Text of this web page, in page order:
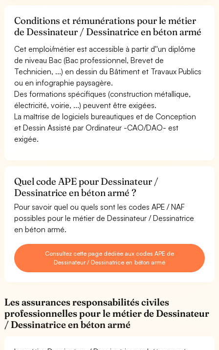
Conditions et rémunérations pour le métier
de Dessinateur / Dessinatrice en béton armé
Cet emploi/métier est accessible à partir d''un diplôme
de niveau Bac (Bac professionnel, Brevet de
Technicien, ...) en dessin du Bâtiment et Travaux Publics
ou en infographie paysagère.
Des formations spécifiques (construction métallique,
électricité, voirie, ...) peuvent être exigées.
La maîtrise de logiciels bureautiques et de Conception
et Dessin Assisté par Ordinateur -CAO/DAO- est
exigée.
Quel code APE pour Dessinateur /
Dessinatrice en béton armé ?
Pour savoir quel ou quels sont les codes APE / NAF
possibles pour le métier de Dessinateur / Dessinatrice
en béton armé.
Consultez cette page dédiée aux codes APE de
Dessinateur / Dessinatrice en béton armé
Les assurances responsabilités civiles
professionnelles pour le métier de Dessinateur
/ Dessinatrice en béton armé